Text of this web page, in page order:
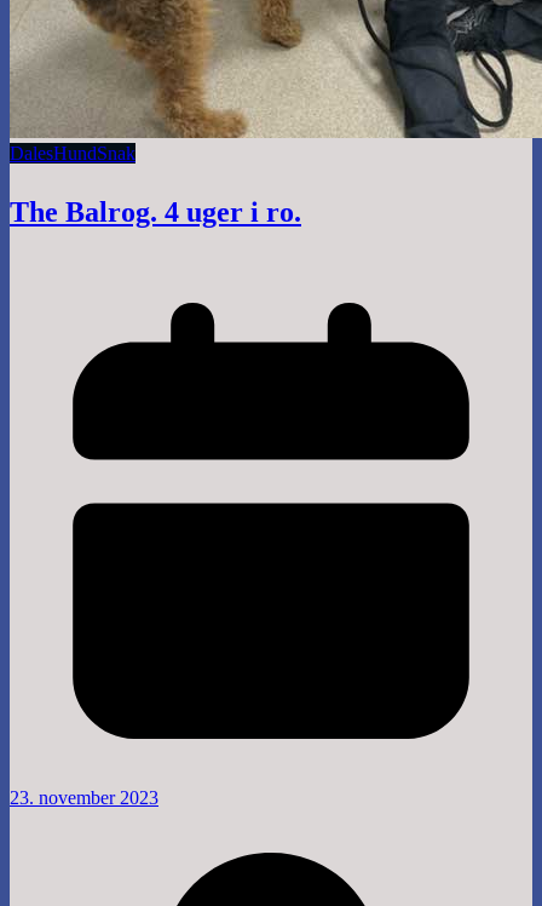
DalesHundSnak
The Balrog. 4 uger i ro.
23. november 2023